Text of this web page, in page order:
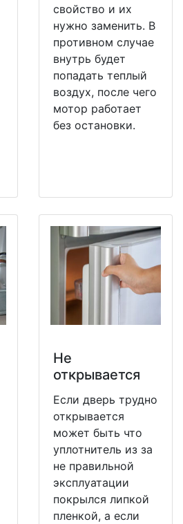
свойство и их
нужно заменить. В
противном случае
внутрь будет
попадать теплый
воздух, после чего
мотор работает
без остановки.
Не
открывается
Если дверь трудно
открывается
может быть что
уплотнитель из за
не правильной
эксплуатации
покрылся липкой
пленкой, а если